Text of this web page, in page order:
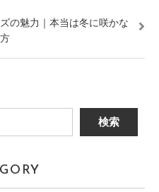
の魅力｜本当は冬に咲かな